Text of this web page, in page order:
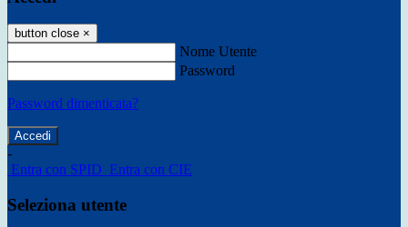
button close ×
Nome Utente
Password
Password dimenticata?
-
Entra con SPID Entra con CIE
Seleziona utente